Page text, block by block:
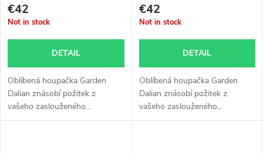
€42
Not in stock
DETAIL
Oblíbená houpačka Garden
Dalian znásobí požitek z
vašeho zaslouženého...
€42
Not in stock
DETAIL
Oblíbená houpačka Garden
Dalian znásobí požitek z
vašeho zaslouženého...